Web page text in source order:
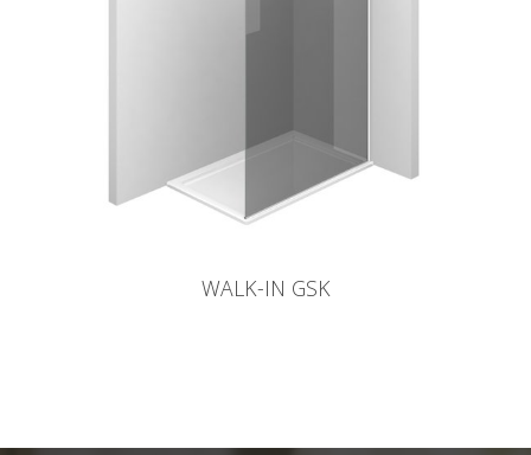
WALK-IN GSK